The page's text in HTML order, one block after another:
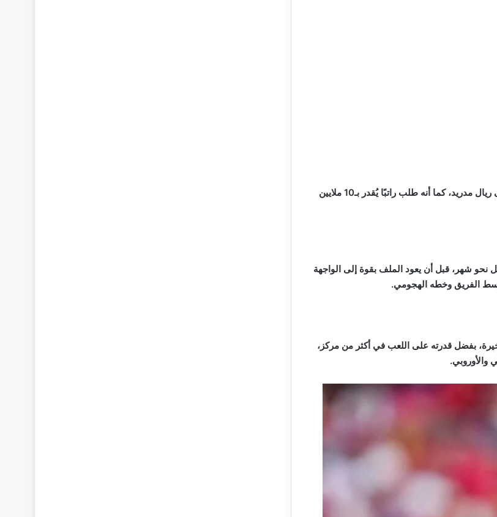
وأشار المصدر إلى أن اللاعب البرتغالي منفتح على فكرة الانتقال إلى ريال مدريد، كما أنه طلب راتبًا يُقدر بـ10 ملايين
نحو شهر، قبل أن يعود الملف بقوة إلى الواجهة
الفريق وخطه الهجومي.
بفضل قدرته على اللعب في أكثر من مركز،
والأوروبي.